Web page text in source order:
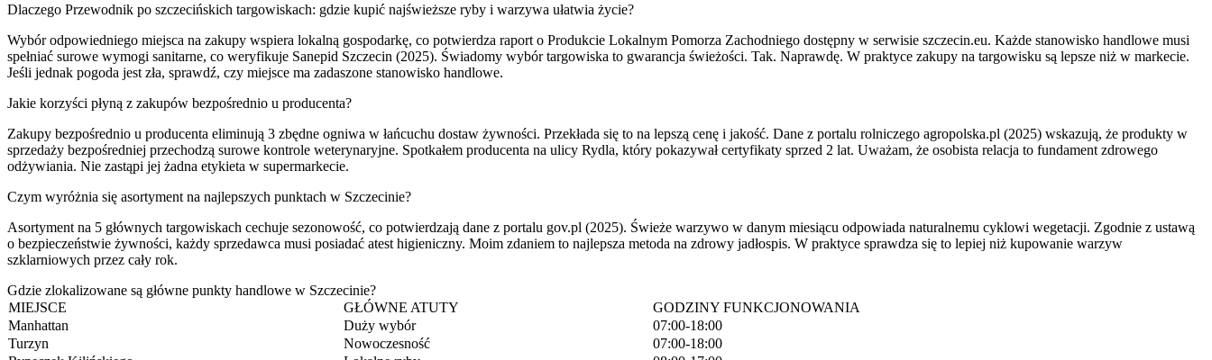
Dlaczego Przewodnik po szczecińskich targowiskach: gdzie kupić najświeższe ryby i warzywa ułatwia życie?
Wybór odpowiedniego miejsca na zakupy wspiera lokalną gospodarkę, co potwierdza raport o Produkcie Lokalnym Pomorza Zachodniego dostępny w serwisie szczecin.eu. Każde stanowisko handlowe musi
spełniać surowe wymogi sanitarne, co weryfikuje Sanepid Szczecin (2025). Świadomy wybór targowiska to gwarancja świeżości. Tak. Naprawdę. W praktyce zakupy na targowisku są lepsze niż w markecie.
Jeśli jednak pogoda jest zła, sprawdź, czy miejsce ma zadaszone stanowisko handlowe.
Jakie korzyści płyną z zakupów bezpośrednio u producenta?
Zakupy bezpośrednio u producenta eliminują 3 zbędne ogniwa w łańcuchu dostaw żywności. Przekłada się to na lepszą cenę i jakość. Dane z portalu rolniczego agropolska.pl (2025) wskazują, że produkty w
sprzedaży bezpośredniej przechodzą surowe kontrole weterynaryjne. Spotkałem producenta na ulicy Rydla, który pokazywał certyfikaty sprzed 2 lat. Uważam, że osobista relacja to fundament zdrowego
odżywiania. Nie zastąpi jej żadna etykieta w supermarkecie.
Czym wyróżnia się asortyment na najlepszych punktach w Szczecinie?
Asortyment na 5 głównych targowiskach cechuje sezonowość, co potwierdzają dane z portalu gov.pl (2025). Świeże warzywo w danym miesiącu odpowiada naturalnemu cyklowi wegetacji. Zgodnie z ustawą
o bezpieczeństwie żywności, każdy sprzedawca musi posiadać atest higieniczny. Moim zdaniem to najlepsza metoda na zdrowy jadłospis. W praktyce sprawdza się to lepiej niż kupowanie warzyw
szklarniowych przez cały rok.
Gdzie zlokalizowane są główne punkty handlowe w Szczecinie?
MIEJSCE
GŁÓWNE ATUTY
GODZINY FUNKCJONOWANIA
Manhattan
Duży wybór
07:00-18:00
Turzyn
Nowoczesność
07:00-18:00